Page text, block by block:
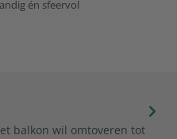
én sfeervol
balkon wil omtoveren tot